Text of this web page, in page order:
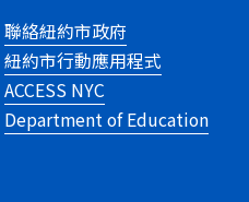
聯絡紐約市政府
紐約市行動應用程式
ACCESS NYC
Department of Education